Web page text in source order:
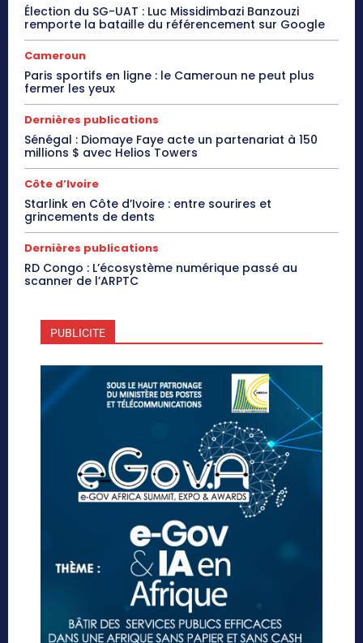
Élection du SG-UAT : Luc Missidimbazi Banzouzi
remporte la bataille du référencement sur Google
Cameroun
Paris sportifs en ligne : le Cameroun ne peut plus
fermer les yeux
Dernières publications
Sénégal : Diomaye Faye acte un partenariat à 150
millions $ avec Helios Towers
Côte d’Ivoire
Starlink en Côte d’Ivoire : entre sourires et
grincements de dents
Dernières publications
RD Congo : L’écosystème numérique passé au
scanner de l’ARPTC
PUBLICITE